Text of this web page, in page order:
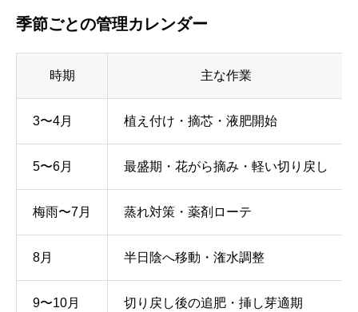
季節ごとの管理カレンダー
時期 主な作業
3〜4月 植え付け・摘芯・液肥開始
5〜6月 最盛期・花がら摘み・軽い切り戻し
梅雨〜7月 蒸れ対策・薬剤ローテ
8月 半日陰へ移動・潅水調整
9〜10月 切り戻し後の追肥・挿し芽適期